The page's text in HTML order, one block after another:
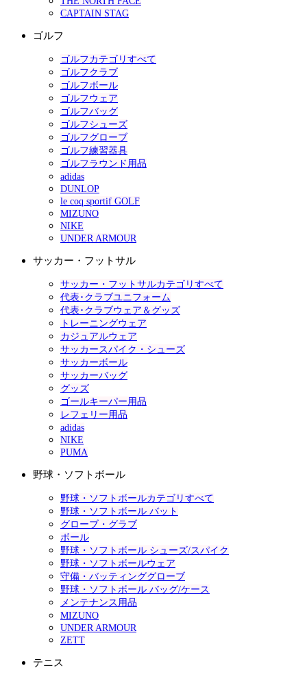
CAPTAIN STAG
ゴルフ
ゴルフカテゴリすべて
ゴルフクラブ
ゴルフボール
ゴルフウェア
ゴルフバッグ
ゴルフシューズ
ゴルフグローブ
ゴルフ練習器具
ゴルフラウンド用品
adidas
DUNLOP
le coq sportif GOLF
MIZUNO
NIKE
UNDER ARMOUR
サッカー・フットサル
サッカー・フットサルカテゴリすべて
代表･クラブユニフォーム
代表･クラブウェア＆グッズ
トレーニングウェア
カジュアルウェア
サッカースパイク・シューズ
サッカーボール
サッカーバッグ
グッズ
ゴールキーパー用品
レフェリー用品
adidas
NIKE
PUMA
野球・ソフトボール
野球・ソフトボールカテゴリすべて
野球・ソフトボール バット
グローブ・グラブ
ボール
野球・ソフトボール シューズ/スパイク
野球・ソフトボールウェア
守備・バッティンググローブ
野球・ソフトボール バッグ/ケース
メンテナンス用品
MIZUNO
UNDER ARMOUR
ZETT
テニス